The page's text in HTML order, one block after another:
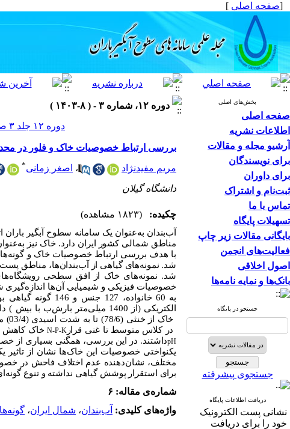
[صفحه اصلی ]
بخش‌های اصلی
صفحه اصلی
اطلاعات نشریه
آرشیو مجله و مقالات
برای نویسندگان
برای داوران
ثبت‌نام و اشتراک
تماس با ما
تسهیلات پایگاه
بایگانی مقالات زیر چاپ
فعالیت‌های انجمن
اصول اخلاقی
بانک‌ها و نمایه نامه‌ها
جستجو در پایگاه
جستجوی پیشرفته
دریافت اطلاعات پایگاه
نشانی پست الکترونیک
خود را برای دریافت
دوره ۱۲، شماره ۳ - ( ۸-۱۴۰۳ )
دوره ۱۲ جلد ۳ صفحات ۹۶-۷۹
بررسی ارتباط خصوصیات خاک و فلور در
مریم مفیدنژاد ، اصغر زمانی*
دانشگاه گیلان
چکیده: (۱۸۲۳ مشاهده)
آب‌بندان بهعنوان یک سامانه سطوح آبگیر
مناطق شمالی کشور ایران دارد. خاک نیز
با هدف بررسی ارتباط خصوصیات خاک وگونه
شد. نمونه‌های گیاهی از آب‌بندان‌ها، مناطق
خصوصیات فیزیکی و شیمیایی
به 60 خانواده،
الکتریکی (
) ب با بیشاز 1400 میلی‌متر بارش
خاک
خاک کاهشN-P-K در کلاس متوسط تا غنی قرار
داشتند. در این بررسی، همگنی بسیاری ازpH
یکنواختی خصوصیات این خاک‌ها نشان از
مختلف، نشان‌دهنده عدم اختلاف فاحش در
برای
استقرار پوشش گیاهی نداشته و تنوع
شماره‌ی مقاله: ۶
واژه‌های کلیدی: آب‌بندان، شمال ایران،